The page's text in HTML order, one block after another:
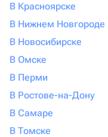
В Красноярске
В Нижнем Новгороде
В Новосибирске
В Омске
В Перми
В Ростове-на-Дону
В Самаре
В Томске